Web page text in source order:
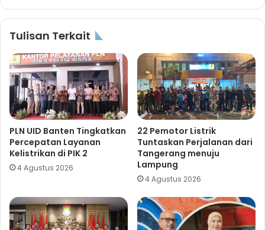
Tulisan Terkait
PLN UID Banten Tingkatkan
Percepatan Layanan
Kelistrikan di PIK 2
4 Agustus 2026
22 Pemotor Listrik
Tuntaskan Perjalanan dari
Tangerang menuju
Lampung
4 Agustus 2026